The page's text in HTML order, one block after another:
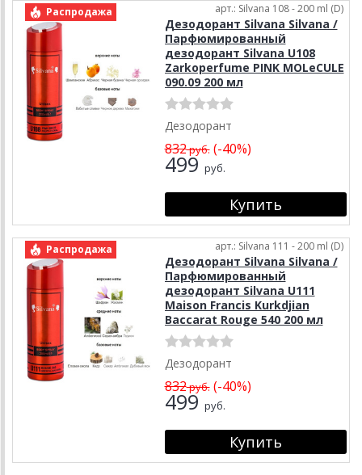
Распродажа арт.: Silvana 108 - 200 ml (D)
Дезодорант Silvana Silvana /
Парфюмированный
дезодорант Silvana U108
Zarkoperfume PINK MOLeCULE
090.09 200 мл
Дезодорант
832руб.(-40%)
499 руб.
Распродажа арт.: Silvana 111 - 200 ml (D)
Дезодорант Silvana Silvana /
Парфюмированный
дезодорант Silvana U111
Maison Francis Kurkdjian
Baccarat Rouge 540 200 мл
Дезодорант
832руб.(-40%)
499 руб.